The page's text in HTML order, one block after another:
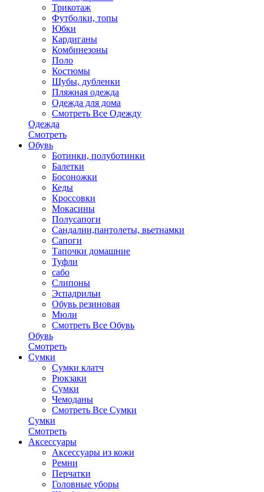
Трикотаж
Футболки, топы
Юбки
Кардиганы
Комбинезоны
Поло
Костюмы
Шубы, дубленки
Пляжная одежда
Одежда для дома
Смотреть Все Одежду
Одежда
Смотреть
Обувь
Ботинки, полуботинки
Балетки
Босоножки
Кеды
Кроссовки
Мокасины
Полусапоги
Сандалии,пантолеты, вьетнамки
Сапоги
Тапочки домашние
Туфли
сабо
Слипоны
Эспадрильи
Обувь резиновая
Мюли
Смотреть Все Обувь
Обувь
Смотреть
Сумки
Сумки клатч
Рюкзаки
Сумки
Чемоданы
Смотреть Все Сумки
Сумки
Смотреть
Аксессуары
Аксессуары из кожи
Ремни
Перчатки
Головные уборы